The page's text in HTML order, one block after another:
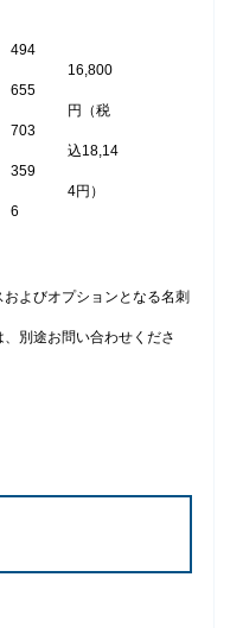
494
655
703
359
6
16,800
円（税
込18,14
4円）
よびオプションとなる名刺
別途お問い合わせくださ